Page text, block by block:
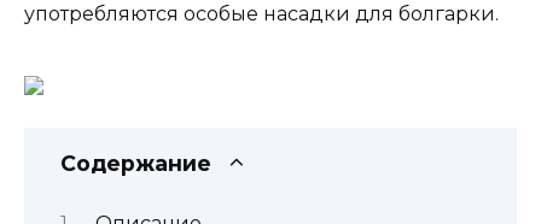
употребляются особые насадки для болгарки.
Содержание